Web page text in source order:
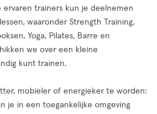
ervaren trainers kun je deelnemen
waaronder Strength Training,
Yoga, Pilates, Barre en
we over een kleine
kunt trainen.
mobieler of energieker te worden:
je in een toegankelijke omgeving